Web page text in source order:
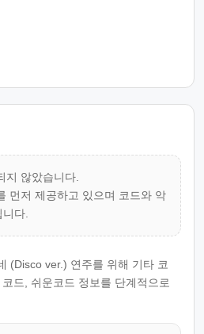
지 않았습니다.
먼저 제공하고 있으며 코드와 악
다.
(Disco ver.) 연주를 위해 기타 코
드, 쉬운코드 정보를 단계적으로